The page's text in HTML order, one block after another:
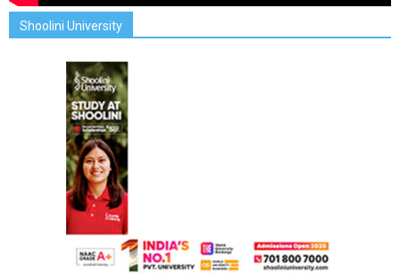
Shoolini University